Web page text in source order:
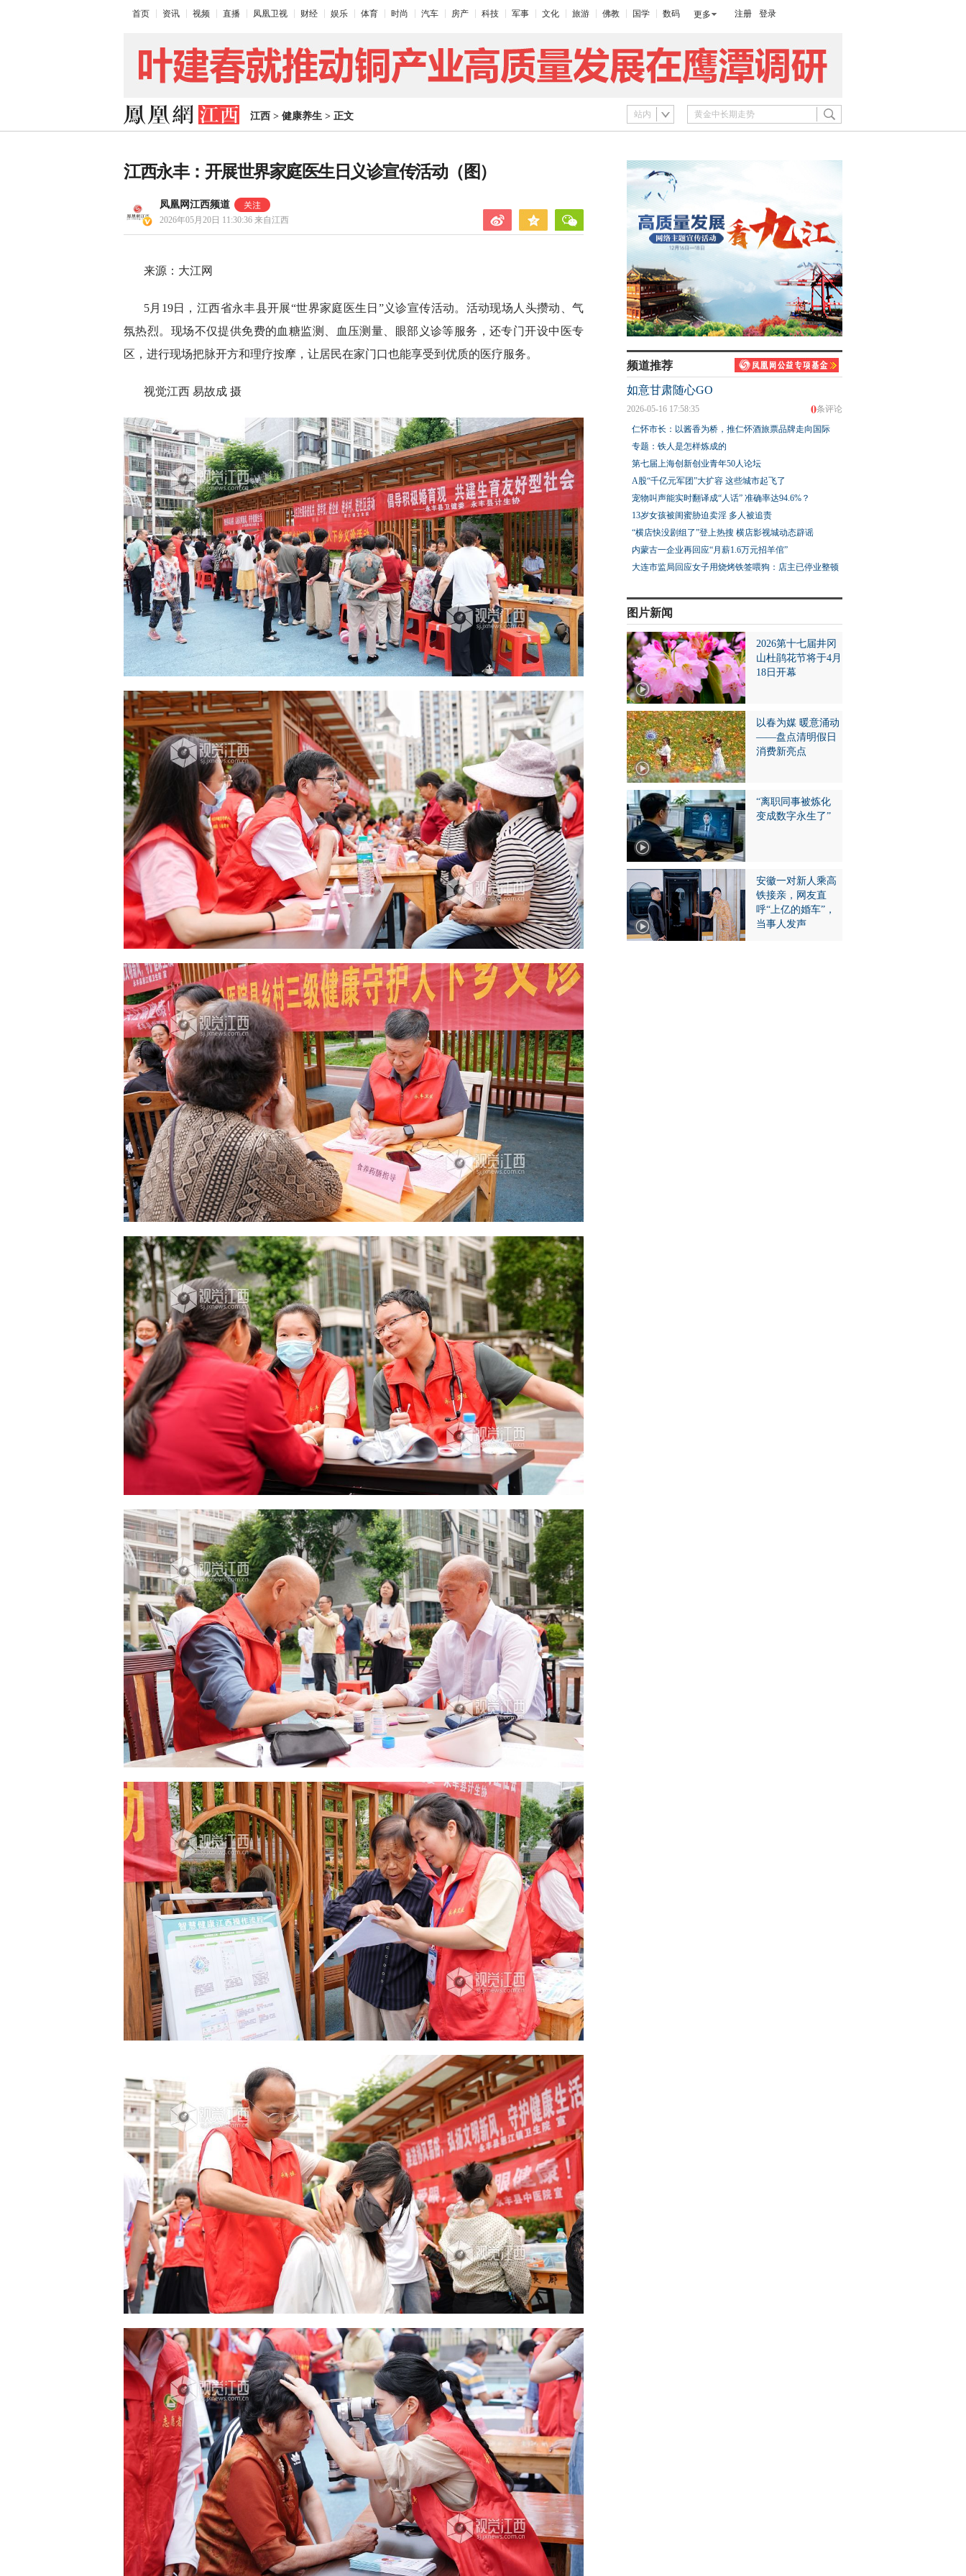
首页 资讯 视频 直播 凤凰卫视 财经 娱乐 体育 时尚 汽车 房产 科技 军事 文化 旅游 佛教 国学 数码 更多 注册 登录
江西 > 健康养生 > 正文 站内
江西永丰：开展世界家庭医生日义诊宣传活动（图）
凤凰网江西频道
2026年05月20日 11:30:36 来自江西
来源：大江网
5月19日，江西省永丰县开展“世界家庭医生日”义诊宣传活动。活动现场人头攒动、气
氛热烈。现场不仅提供免费的血糖监测、血压测量、眼部义诊等服务，还专门开设中医专
区，进行现场把脉开方和理疗按摩，让居民在家门口也能享受到优质的医疗服务。
视觉江西 易故成 摄
频道推荐
如意甘肃随心GO
0条评论
2026-05-16 17:58:35
仁怀市长：以酱香为桥，推仁怀酒旅票品牌走向国际
专题：铁人是怎样炼成的
第七届上海创新创业青年50人论坛
A股“千亿元军团”大扩容 这些城市起飞了
宠物叫声能实时翻译成“人话” 准确率达94.6%？
13岁女孩被闺蜜胁迫卖淫 多人被追责
“横店快没剧组了”登上热搜 横店影视城动态辟谣
内蒙古一企业再回应“月薪1.6万元招羊倌”
大连市监局回应女子用烧烤铁签喂狗：店主已停业整顿
图片新闻
2026第十七届井冈
山杜鹃花节将于4月
18日开幕
以春为媒 暖意涌动
——盘点清明假日
消费新亮点
“离职同事被炼化
变成数字永生了”
安徽一对新人乘高
铁接亲，网友直
呼“上亿的婚车”，
当事人发声